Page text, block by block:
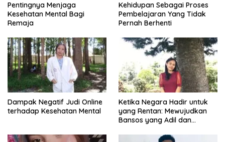
Pentingnya Menjaga
Kesehatan Mental Bagi
Remaja
Kehidupan Sebagai Proses
Pembelajaran Yang Tidak
Pernah Berhenti
Dampak Negatif Judi Online
terhadap Kesehatan Mental
Ketika Negara Hadir untuk
yang Rentan: Mewujudkan
Bansos yang Adil dan